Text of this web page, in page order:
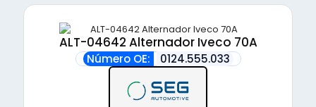
ALT-04642 Alternador Iveco 70A
Número OE: 0124.555.033